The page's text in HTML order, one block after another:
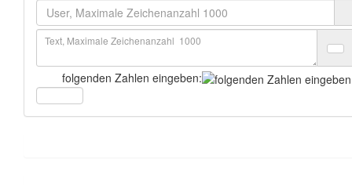
folgenden Zahlen eingeben: